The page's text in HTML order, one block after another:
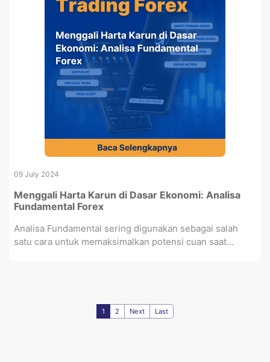
09 July 2024
Menggali Harta Karun di Dasar Ekonomi: Analisa
Fundamental Forex
Analisa Fundamental sering digunakan sebagai salah
satu cara untuk memaksimalkan potensi cuan saat...
1 2 Next Last